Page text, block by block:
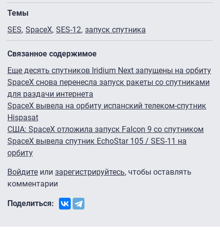
Темы
SES SpaceX SES-12 запуск спутника
Связанное содержимое
Еще десять спутников Iridium Next запущены на орбиту
SpaceX снова перенесла запуск ракеты со спутниками
для раздачи интернета
SpaceX вывела на орбиту испанский телеком-спутник
Hispasat
США: SpaceX отложила запуск Falcon 9 со спутником
SpaceX вывела спутник EchoStar 105 / SES-11 на
орбиту
Войдите или зарегистрируйтесь, чтобы оставлять
комментарии
Поделиться: